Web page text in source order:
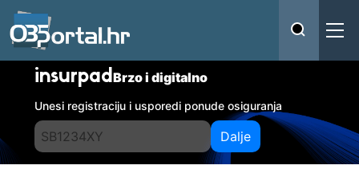
insurpadBrzo i digitalno
Unesi registraciju i usporedi ponude osiguranja
Dalje